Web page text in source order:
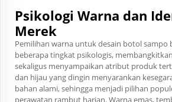
Psikologi Warna dan
Merek
Pemilihan warna untuk desain botol sampo
beberapa tingkat psikologis,
sekaligus menyampaikan atribut produk
dan hijau yang dingin menyarankan
bahan alami, sehingga menjadi pilihan
perawatan rambut harian. Warna emas,